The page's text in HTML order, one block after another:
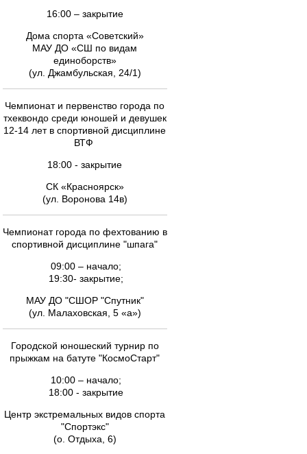
16:00 – закрытие
Дома спорта «Советский»
МАУ ДО «СШ по видам
единоборств»
(ул. Джамбульская, 24/1)
Чемпионат и первенство города по
тхеквондо среди юношей и девушек
12-14 лет в спортивной дисциплине
ВТФ
18:00 - закрытие
СК «Красноярск»
(ул. Воронова 14в)
Чемпионат города по фехтованию в
спортивной дисциплине "шпага"
09:00 – начало;
19:30- закрытие;
МАУ ДО "СШОР "Спутник"
(ул. Малаховская, 5 «а»)
Городской юношеский турнир по
прыжкам на батуте "КосмоСтарт"
10:00 – начало;
18:00 - закрытие
Центр экстремальных видов спорта
"Спортэкс"
(о. Отдыха, 6)